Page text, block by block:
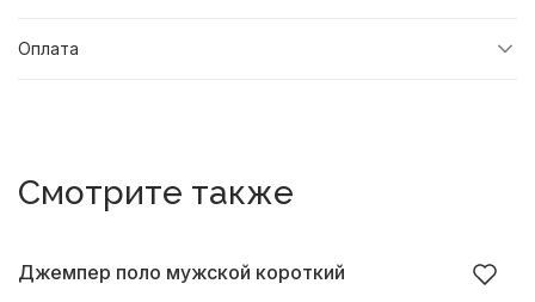
Оплата
Смотрите также
Джемпер поло мужской короткий